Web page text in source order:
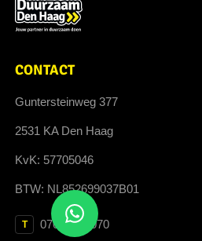
CONTACT
Guntersteinweg 377
2531 KA Den Haag
KvK: 57705046
BTW: NL852699037B01
T 070 364 3070